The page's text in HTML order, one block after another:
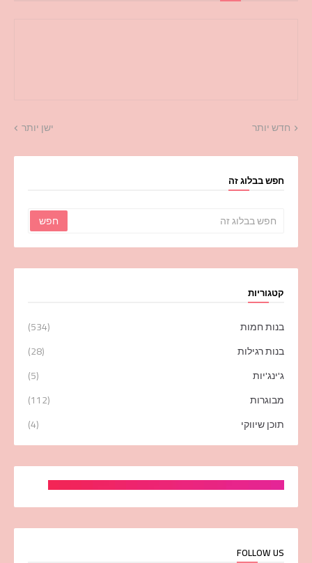
חדש יותר ישן יותר
חפש בבלוג זה
קטגוריות
בנות חמות
(534)
בנות רגילות
(28)
ג'ינג'יות
(5)
מבוגרות
(112)
תוכן שיווקי
(4)
FOLLOW US